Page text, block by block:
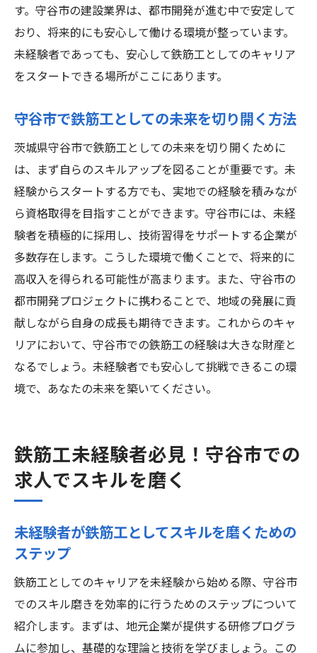
す。守谷市の建設業界は、都市開発が進む中で安定して
おり、将来的にも安心して働ける環境が整っています。
未経験者であっても、安心して鉄筋工としてのキャリア
をスタートできる場所がここにあります。
守谷市で鉄筋工としての未来を切り開く方法
茨城県守谷市で鉄筋工としての未来を切り開くために
は、まず自らのスキルアップを図ることが重要です。未
経験からスタートする方でも、実地での経験を積みなが
ら資格取得を目指すことができます。守谷市には、未経
験者を積極的に採用し、技術習得をサポートする企業が
多数存在します。こうした環境で働くことで、将来的に
高収入を得られる可能性が高まります。また、守谷市の
都市開発プロジェクトに携わることで、地域の発展に貢
献しながら自身の成長も期待できます。これからのキャ
リアにおいて、守谷市での鉄筋工の経験は大きな財産と
なるでしょう。未経験者でも安心して挑戦できるこの環
境で、あなたの未来を築いてください。
鉄筋工未経験者必見！守谷市での
求人でスキルを磨く
未経験者が鉄筋工としてスキルを磨くための
ステップ
鉄筋工としてのキャリアを未経験から始める際、守谷市
でのスキル磨きを効率的に行うためのステップについて
紹介します。まずは、地元企業が提供する研修プログラ
ムに参加し、基礎的な理論と技術を学びましょう。この